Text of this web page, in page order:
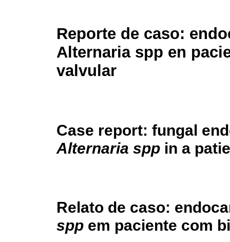
Reporte de caso:
Alternaria spp en
valvular
Case report: fungal
Alternaria spp in a
Relato de caso:
spp em paciente com